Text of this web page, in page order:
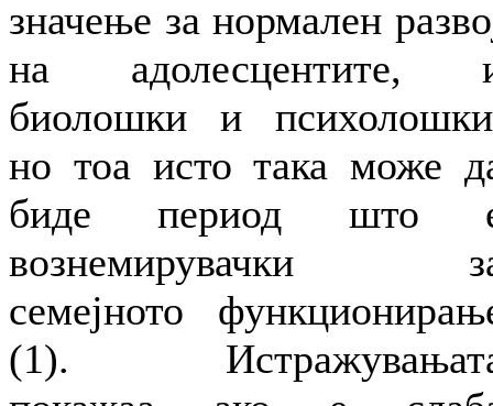
значење за нормален
на адолесцентите,
биолошки и
но тоа исто така може
биде период што
вознемирувачки
семејното
(1).